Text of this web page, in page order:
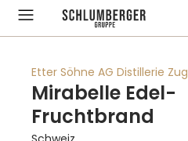
springen
Etter Söhne AG Distillerie Zug
Mirabelle Edel-
Fruchtbrand